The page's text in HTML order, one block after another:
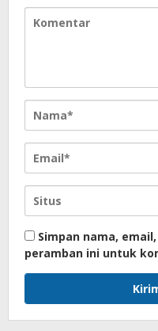
Simpan nama,
peramban ini untuk